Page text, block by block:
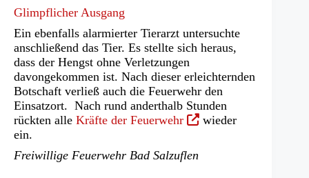
Glimpflicher Ausgang
Ein ebenfalls alarmierter Tierarzt untersuchte
anschließend das Tier. Es stellte sich heraus,
dass der Hengst ohne Verletzungen
davongekommen ist. Nach dieser erleichternden
Botschaft verließ auch die Feuerwehr den
Einsatzort. Nach rund anderthalb Stunden
rückten alle Kräfte der Feuerwehr(Öffnet
einem
neuen
wieder
ein.
Freiwillige Feuerwehr Bad Salzuflen